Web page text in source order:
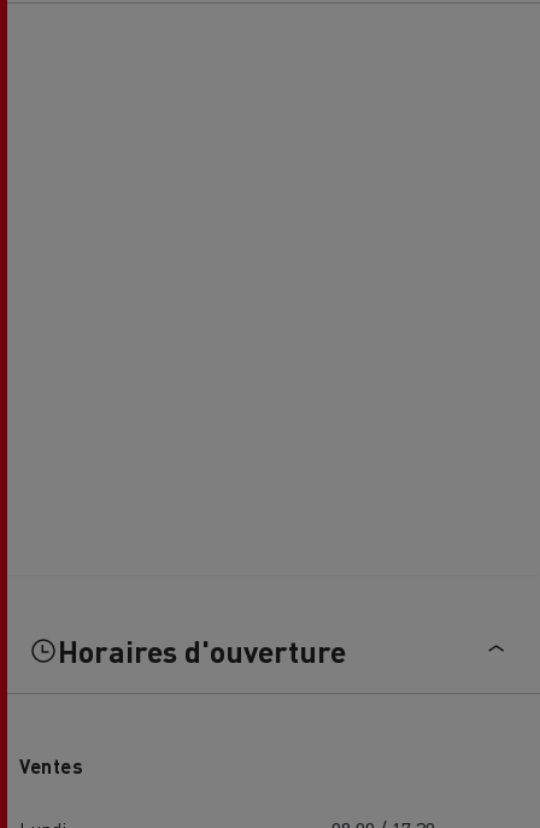
Horaires d'ouverture
Ventes